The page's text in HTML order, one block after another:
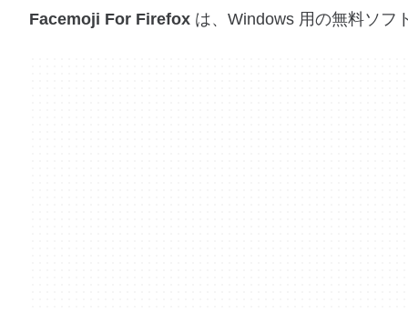
Facemoji For Firefox は、Windows 用の無料ソフ